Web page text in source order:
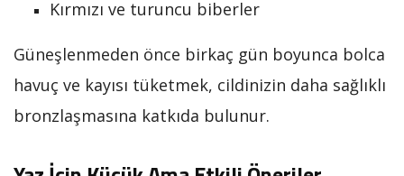
Kırmızı ve turuncu biberler
Güneşlenmeden önce birkaç gün boyunca bolca
havuç ve kayısı tüketmek, cildinizin daha sağlıklı
bronzlaşmasına katkıda bulunur.